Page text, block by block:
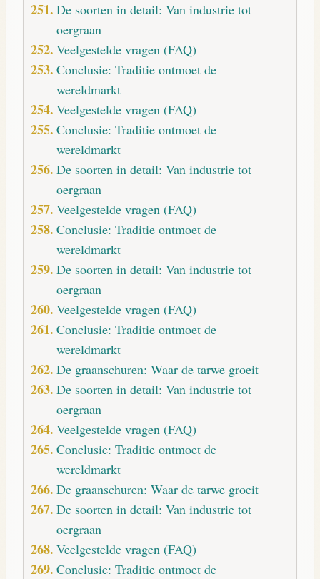
De soorten in detail: Van industrie tot
oergraan
Veelgestelde vragen (FAQ)
Conclusie: Traditie ontmoet de
wereldmarkt
Veelgestelde vragen (FAQ)
Conclusie: Traditie ontmoet de
wereldmarkt
De soorten in detail: Van industrie tot
oergraan
Veelgestelde vragen (FAQ)
Conclusie: Traditie ontmoet de
wereldmarkt
De soorten in detail: Van industrie tot
oergraan
Veelgestelde vragen (FAQ)
Conclusie: Traditie ontmoet de
wereldmarkt
De graanschuren: Waar de tarwe groeit
De soorten in detail: Van industrie tot
oergraan
Veelgestelde vragen (FAQ)
Conclusie: Traditie ontmoet de
wereldmarkt
De graanschuren: Waar de tarwe groeit
De soorten in detail: Van industrie tot
oergraan
Veelgestelde vragen (FAQ)
Conclusie: Traditie ontmoet de